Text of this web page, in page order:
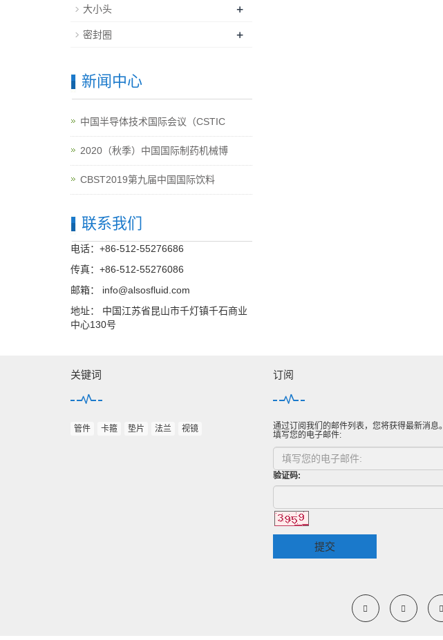
大小头 +
密封圈 +
新闻中心
中国半导体技术国际会议（CSTIC
2020（秋季）中国国际制药机械博
CBST2019第九届中国国际饮料
联系我们
电话：+86-512-55276686
传真：+86-512-55276086
邮箱：
info@alsosfluid.com
地址： 中国江苏省昆山市千灯镇千石商业
中心130号
关键词
管件 卡箍 垫片 法兰 视镜
订阅
通过订阅我们的邮件列表，您将获得最新消息。
填写您的电子邮件:
验证码:
提交